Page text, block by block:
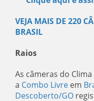
VEJA MAIS DE 220
BRASIL
Raios
As câmeras do
a Combo Livre em
Descoberto/GO